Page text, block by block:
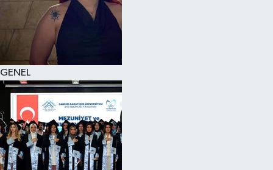
GENEL
KÜLTÜR SANAT
MAGAZİN
SAĞLIK
SİYASET
SPOR